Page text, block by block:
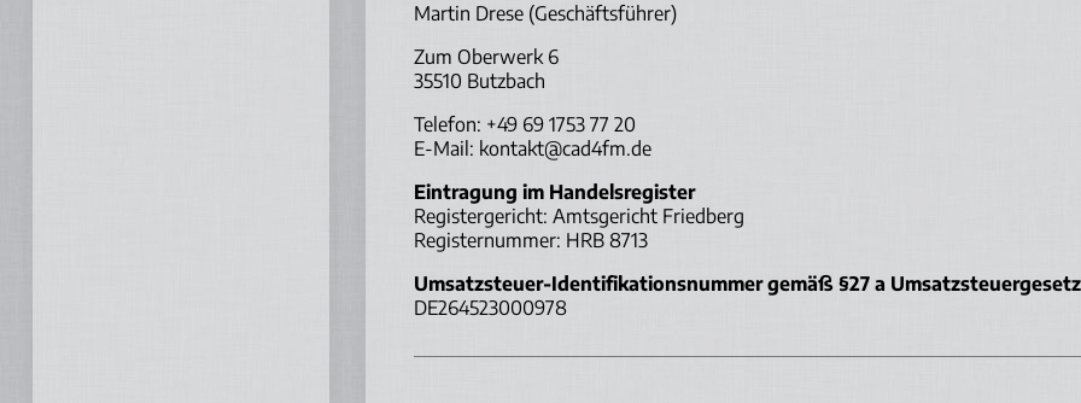
Martin Drese (Geschäftsführer)
Zum Oberwerk 6
35510 Butzbach
Telefon: +49 69 1753 77 20
E-Mail: kontakt@cad4fm.de
Eintragung im Handelsregister
Registergericht: Amtsgericht Friedberg
Registernummer: HRB 8713
Umsatzsteuer-Identifikationsnummer gemäß §27 a
DE264523000978